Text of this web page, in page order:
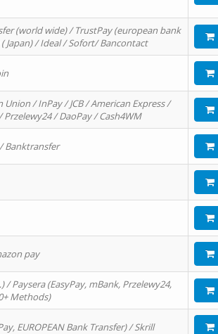
(world wide) / TrustPay (european bank
Japan) / Ideal / Sofort/ Bancontact
/ InPay / JCB / American Express /
/ DaoPay / Cash4WM
Banktransfer
pay
/ Paysera (EasyPay, mBank, Przelewy24,
Methods)
EUROPEAN Bank Transfer) / Skrill